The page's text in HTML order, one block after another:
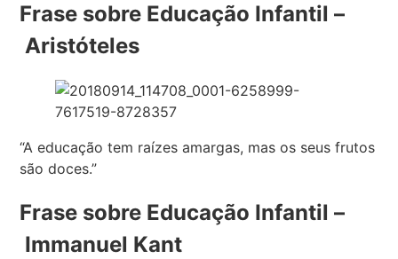
Frase sobre Educação Infantil –
Aristóteles
“A educação tem raízes amargas, mas os seus frutos
são doces.”
Frase sobre Educação Infantil –
Immanuel Kant